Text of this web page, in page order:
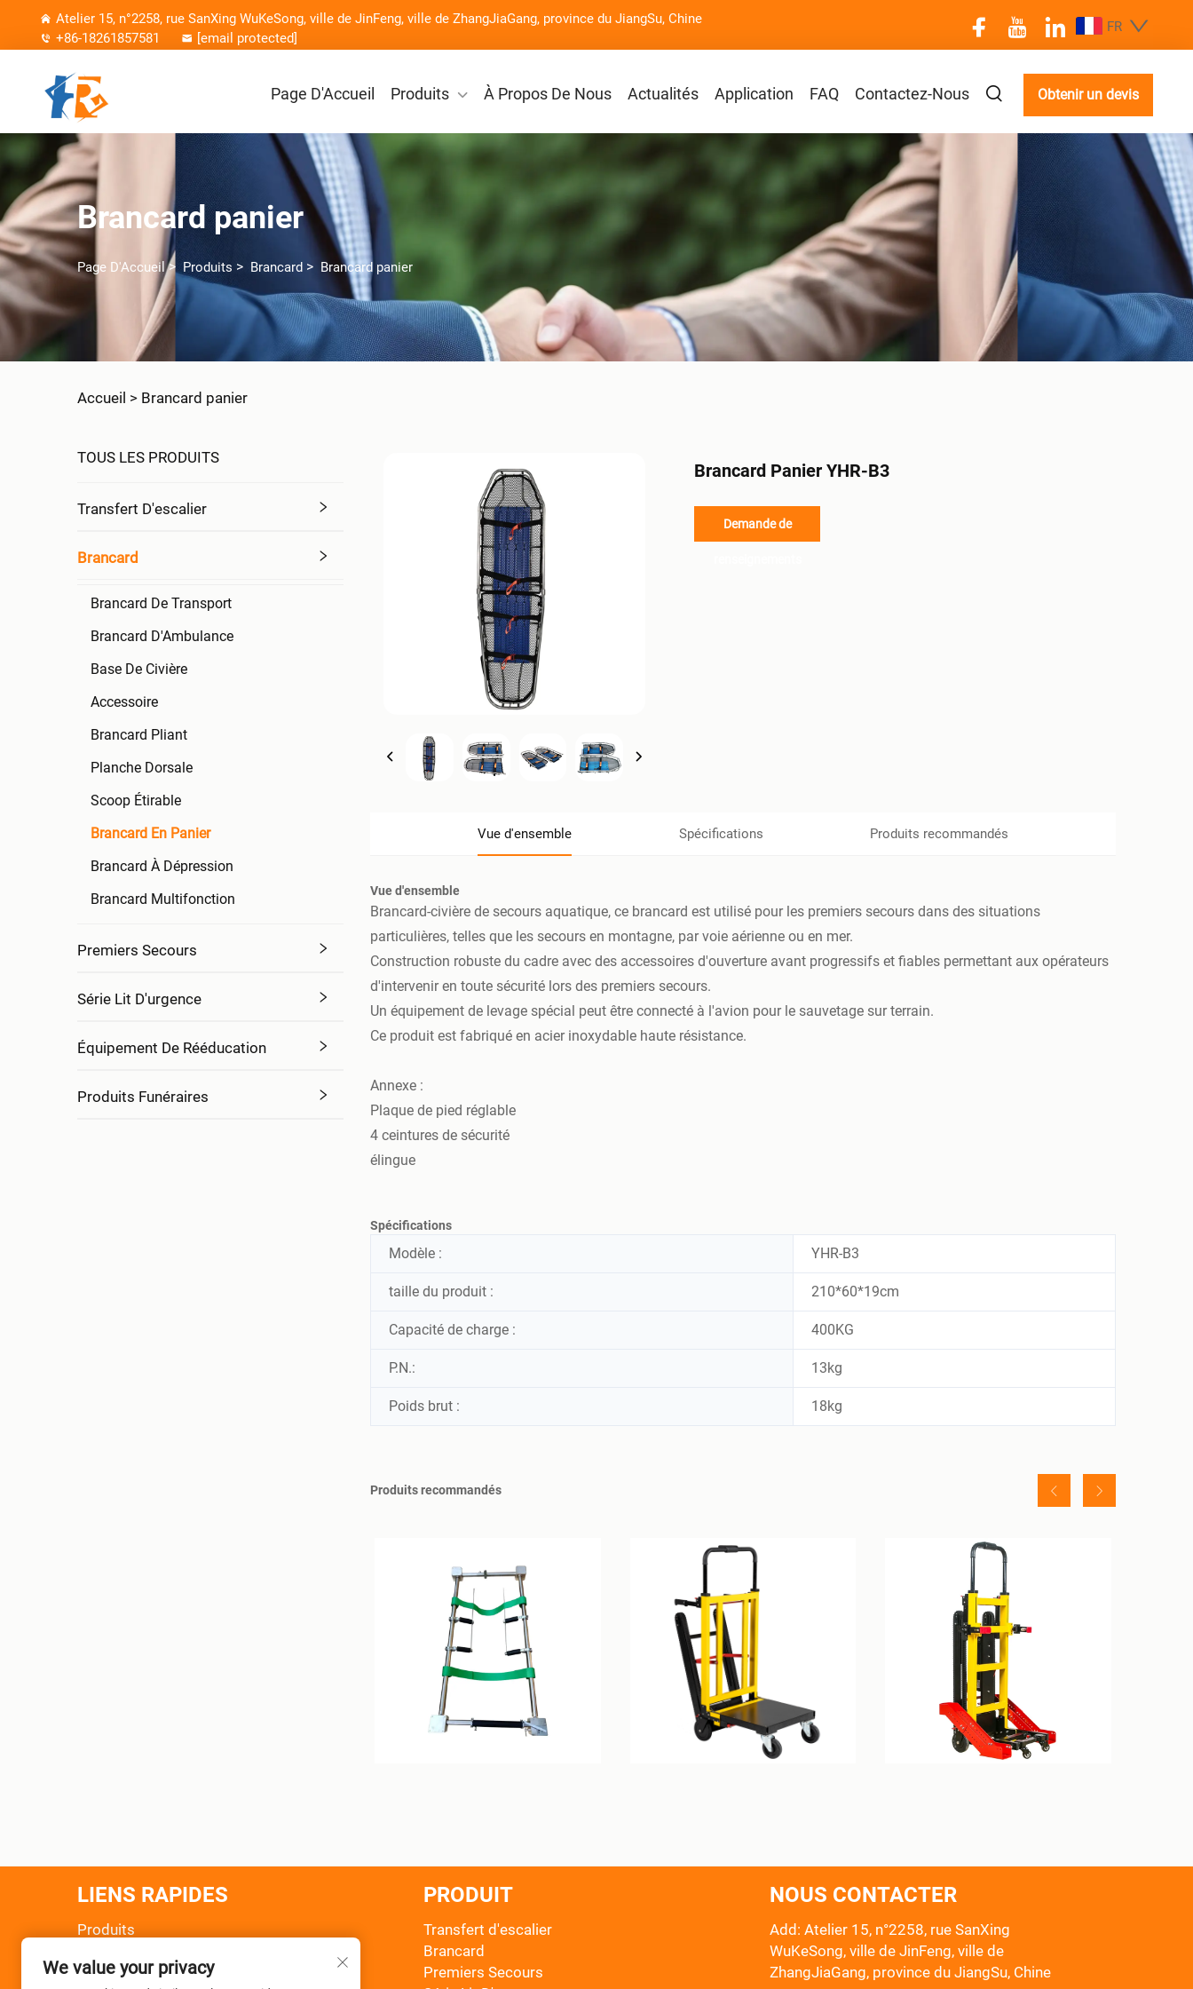
Atelier 15, n°2258, rue SanXing WuKeSong, ville de JinFeng, ville de ZhangJiaGang, province du JiangSu, Chine
+86-18261857581
[email protected]
FR
Page D'Accueil Produits À Propos De Nous Actualités Application FAQ Contactez-Nous Obtenir un devis
Brancard panier
Page D'Accueil> Produits > Brancard > Brancard panier
Accueil > Brancard panier
TOUS LES PRODUITS
Transfert D'escalier
Brancard
Brancard De Transport
Brancard D'Ambulance
Base De Civière
Accessoire
Brancard Pliant
Planche Dorsale
Scoop Étirable
Brancard En Panier
Brancard À Dépression
Brancard Multifonction
Premiers Secours
Série Lit D'urgence
Équipement De Rééducation
Produits Funéraires
Brancard Panier YHR-B3
Demande de
Vue d'ensemble Spécifications Produits recommandés
Vue d'ensemble
Brancard-civière de secours aquatique, ce brancard est utilisé pour les premiers secours dans des situations
particulières, telles que les secours en montagne, par voie aérienne ou en mer.
Construction robuste du cadre avec des accessoires d'ouverture avant progressifs et fiables permettant aux opérateurs
d'intervenir en toute sécurité lors des premiers secours.
Un équipement de levage spécial peut être connecté à l'avion pour le sauvetage sur terrain.
Ce produit est fabriqué en acier inoxydable haute résistance.
Annexe :
Plaque de pied réglable
4 ceintures de sécurité
élingue
Spécifications
Modèle : YHR-B3
taille du produit : 210*60*19cm
Capacité de charge : 400KG
P.N.: 13kg
Poids brut : 18kg
Produits recommandés
LIENS RAPIDES
Produits
Actualités
PRODUIT
Transfert d'escalier
Brancard
Premiers Secours
NOUS CONTACTER
Add: Atelier 15, n°2258, rue SanXing
WuKeSong, ville de JinFeng, ville de
ZhangJiaGang, province du JiangSu, Chine
We value your privacy